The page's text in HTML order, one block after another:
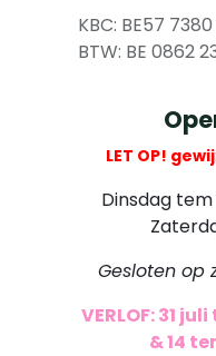
KBC: BE57
BTW: BE 0862
LET OP!
Dinsdag tem
Gesloten op
VERLOF: 31
& 14